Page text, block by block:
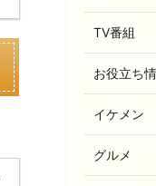
TV番組
お役立ち
イケメン
グルメ